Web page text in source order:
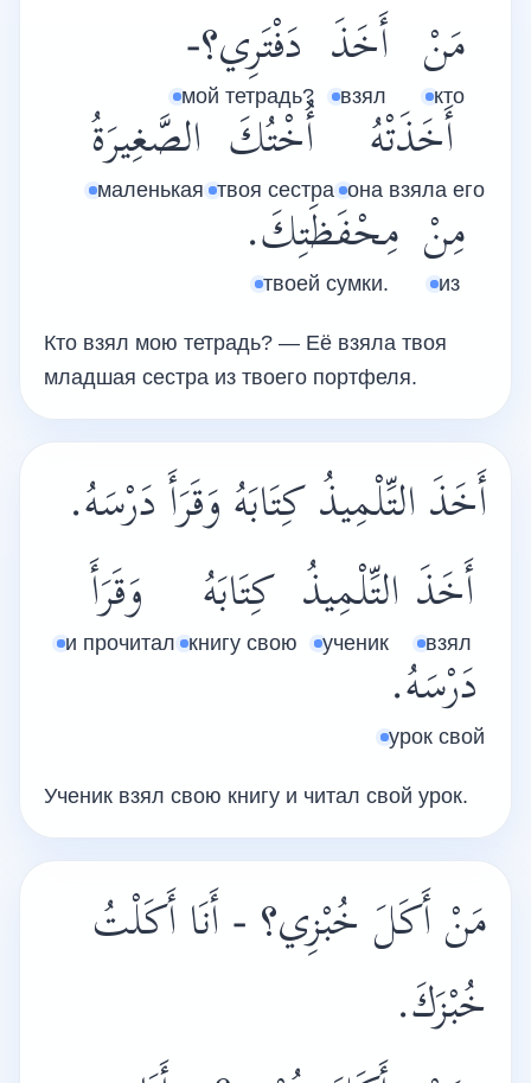
مَنْ
кто
أَخَذَ
взял
دَفْتَرِي؟-
мой тетрадь?
أَخَذَتْهُ
она взяла его
أُخْتُكَ
твоя сестра
الصَّغِيرَةُ
маленькая
مِنْ
из
مِحْفَظَتِكَ.
твоей сумки.
Кто взял мою те­традь? — Её взяла твоя
младшая сестра из твоего портфеля.
أَخَذَ التِّلْمِيذُ كِتَابَهُ وَقَرَأَ دَرْسَهُ.
أَخَذَ
взял
التِّلْمِيذُ
ученик
كِتَابَهُ
книгу свою
وَقَرَأَ
и прочитал
دَرْسَهُ.
урок свой
Ученик взял свою книгу и читал свой урок.
مَنْ أَكَلَ خُبْزِي؟ - أَنَا أَكَلْتُ
خُبْزَكَ.